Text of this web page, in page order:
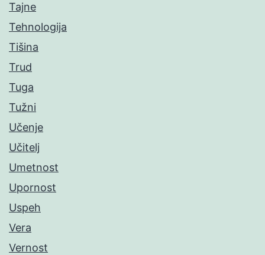
Tajne
Tehnologija
Tišina
Trud
Tuga
Tužni
Učenje
Učitelj
Umetnost
Upornost
Uspeh
Vera
Vernost